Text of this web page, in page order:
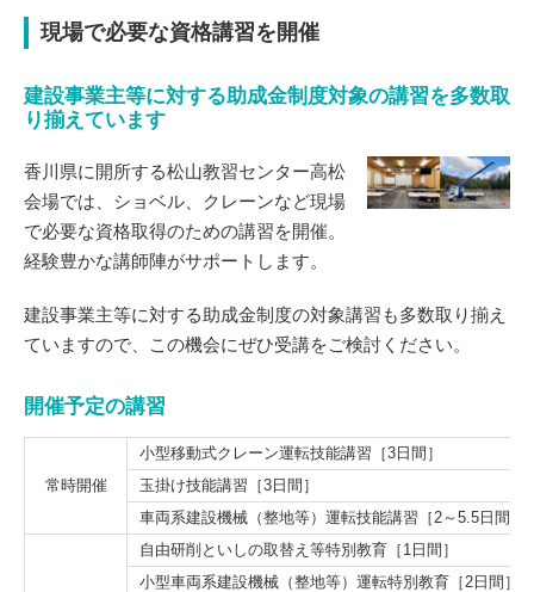
現場で必要な資格講習を開催
建設事業主等に対する助成金制度対象の講習を多数取
り揃えています
香川県に開所する松山教習センター高松
会場では、ショベル、クレーンなど現場
で必要な資格取得のための講習を開催。
経験豊かな講師陣がサポートします。
建設事業主等に対する助成金制度の対象講習も多数取り揃え
ていますので、この機会にぜひ受講をご検討ください。
開催予定の講習
常時開催
小型移動式クレーン運転技能講習［3日間］
玉掛け技能講習［3日間］
車両系建設機械（整地等）運転技能講習［2～5.5日間］
自由研削といしの取替え等特別教育［1日間］
小型車両系建設機械（整地等）運転特別教育［2日間］